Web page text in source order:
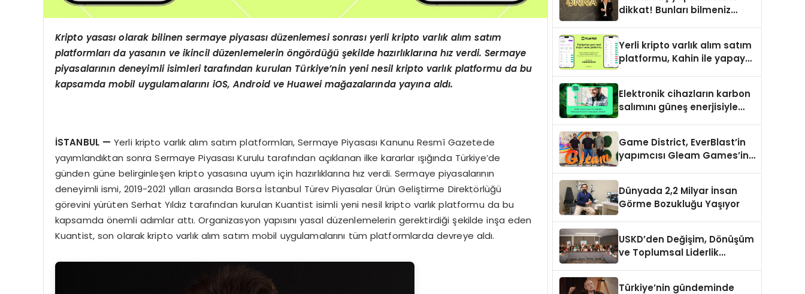
Kripto yasası olarak bilinen sermaye piyasası düzenlemesi sonrası yerli kripto varlık alım satım
platformları da yasanın ve ikincil düzenlemelerin öngördüğü şekilde hazırlıklarına hız verdi. Sermaye
piyasalarının deneyimli isimleri tarafından kurulan Türkiye’nin yeni nesil kripto varlık platformu da bu
kapsamda mobil uygulamalarını iOS, Android ve Huawei mağazalarında yayına aldı.
İSTANBUL — Yerli kripto varlık alım satım platformları, Sermaye Piyasası Kanunu Resmî Gazetede
yayımlandıktan sonra Sermaye Piyasası Kurulu tarafından açıklanan ilke kararlar ışığında Türkiye’de
günden güne belirginleşen kripto yasasına uyum için hazırlıklarına hız verdi. Sermaye piyasalarının
deneyimli ismi, 2019-2021 yılları arasında Borsa İstanbul Türev Piyasalar Ürün Geliştirme Direktörlüğü
görevini yürüten Serhat Yıldız tarafından kurulan Kuantist isimli yeni nesil kripto varlık platformu da bu
kapsamda önemli adımlar attı. Organizasyon yapısını yasal düzenlemelerin gerektirdiği şekilde inşa eden
Kuantist, son olarak kripto varlık alım satım mobil uygulamalarını tüm platformlarda devreye aldı.
dikkat! Bunları bilmeniz
Yerli kripto varlık alım satım
platformu, Kahin ile yapay
Elektronik cihazların karbon
salımını güneş enerjisiyle
Game District, EverBlast’in
yapımcısı Gleam Games’in
Dünyada 2,2 Milyar İnsan
Görme Bozukluğu Yaşıyor
USKD’den Değişim, Dönüşüm
ve Toplumsal Liderlik
Türkiye’nin gündeminde